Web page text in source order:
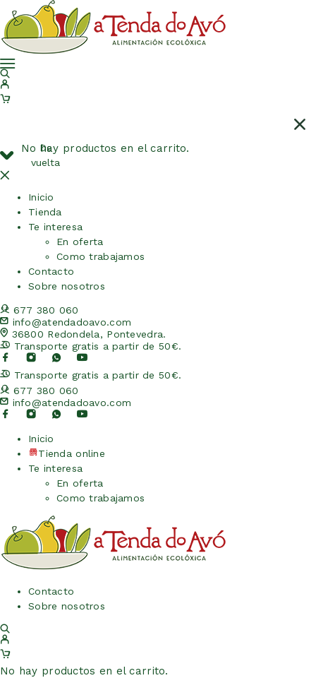
No hay productos en el carrito.
De
vuelta
Inicio
Tienda
Te interesa
En oferta
Como trabajamos
Contacto
Sobre nosotros
677 380 060
info@atendadoavo.com
36800 Redondela, Pontevedra.
Transporte gratis a partir de 50€.
Transporte gratis a partir de 50€.
677 380 060
info@atendadoavo.com
Inicio
Tienda online
Te interesa
En oferta
Como trabajamos
Contacto
Sobre nosotros
No hay productos en el carrito.